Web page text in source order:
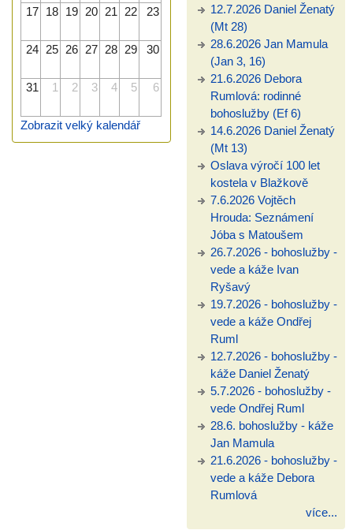
17 18 19 20 21 22 23
24 25 26 27 28 29 30
31 1 2 3 4 5 6
Zobrazit velký kalendář
12.7.2026 Daniel Ženatý
(Mt 28)
28.6.2026 Jan Mamula
(Jan 3, 16)
21.6.2026 Debora
Rumlová: rodinné
bohoslužby (Ef 6)
14.6.2026 Daniel Ženatý
(Mt 13)
Oslava výročí 100 let
kostela v Blažkově
7.6.2026 Vojtěch
Hrouda: Seznámení
Jóba s Matoušem
26.7.2026 - bohoslužby -
vede a káže Ivan
Ryšavý
19.7.2026 - bohoslužby -
vede a káže Ondřej
Ruml
12.7.2026 - bohoslužby -
káže Daniel Ženatý
5.7.2026 - bohoslužby -
vede Ondřej Ruml
28.6. bohoslužby - káže
Jan Mamula
21.6.2026 - bohoslužby -
vede a káže Debora
Rumlová
více...